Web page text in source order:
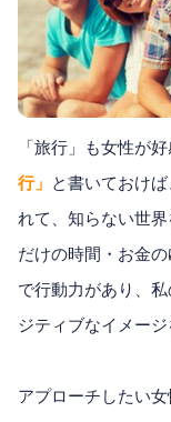
「旅行」も女性が
行」 と書いておけ
れて、知らない世
だけの時間・お金
で行動力があり、
ジティブなイメー
アプローチしたい